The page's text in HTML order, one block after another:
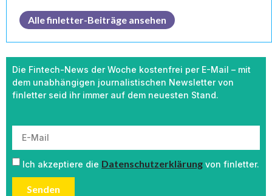
Die Fintech-News der Woche kostenfrei per E-Mail – mit
dem unabhängigen journalistischen Newsletter von
finletter seid ihr immer auf dem neuesten Stand.
Ich akzeptiere die Datenschutzerklärung von finletter.
Senden
Alle finletter-Beiträge ansehen